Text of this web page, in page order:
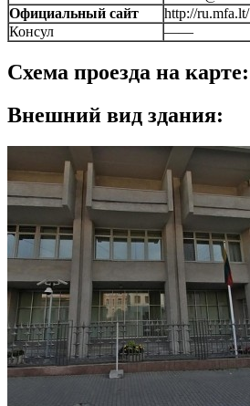
Официальный сайт
http://ru.mfa.lt/
Консул
——
Схема проезда на карте:
Внешний вид здания: